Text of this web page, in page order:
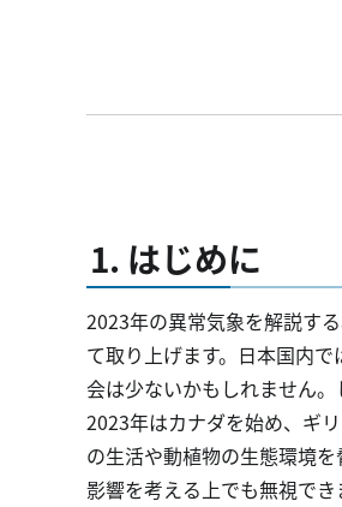
1. はじめに
2023年の異常気象を解説す
て取り上げます。日本国内
会は少ないかもしれません
2023年はカナダを始め、ギ
の生活や動植物の生態環境
影響を考える上でも無視でき